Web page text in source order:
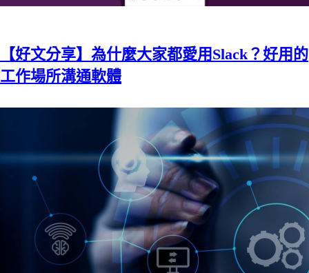
【好文分享】為什麼大家都愛用Slack？好用的
工作場所溝通軟體